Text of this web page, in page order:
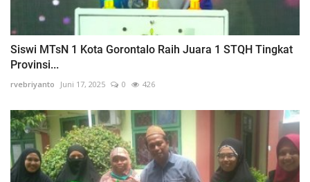
Siswi MTsN 1 Kota Gorontalo Raih Juara 1 STQH Tingkat
Provinsi...
rvebriyanto Juni 17, 2025 0 426